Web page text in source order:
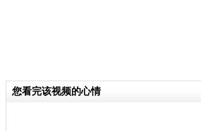
您看完该视频的心情